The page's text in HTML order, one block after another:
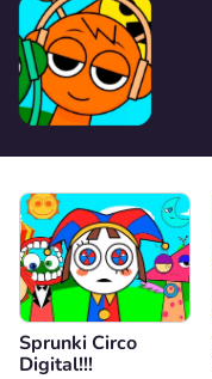
Sprunki Circo
Digital!!!